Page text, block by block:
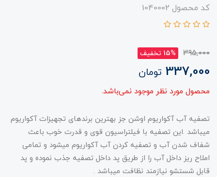
کد محصول 1040002
395,000 15% تخفیف
337,000 تومان
محصول مورد نظر موجود نمی‌باشد.
تصفیه آب آکواریوم اوشن جز بهترین برندهای تجهیزات آکواریوم
میباشد .این تصفیه با فیلتراسیون قوی و قدرت خوب باعث
شفاف شدن آب و تصفیه کردن آب آکواریوم میشود و تمامی
املاح ریز داخل آب را از طریق پد داخل تصفیه جذب نموده و پد
قابل شستشو نیازمند نظافت میباشد .